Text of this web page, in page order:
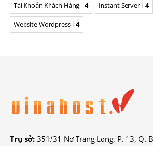
Tài Khoản Khách Hàng 4 Instant Server 4
Website Wordpress 4
Trụ sở: 351/31 Nơ Trang Long, P. 13, Q.